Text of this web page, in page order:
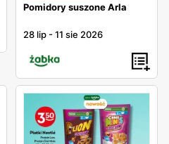
Pomidory suszone Arla
28 lip -11 sie 2026